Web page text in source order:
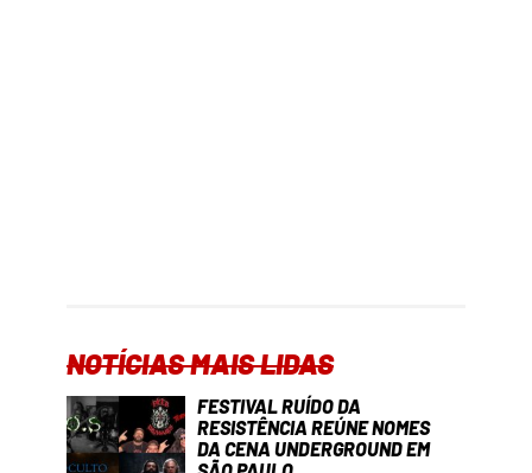
NOTÍCIAS MAIS LIDAS
FESTIVAL RUÍDO DA
RESISTÊNCIA REÚNE NOMES
DA CENA UNDERGROUND EM